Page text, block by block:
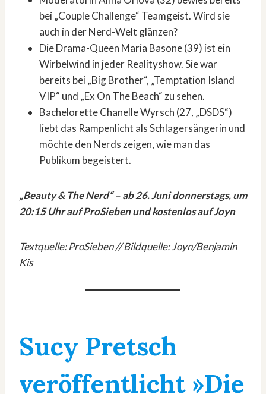
bei „Couple Challenge“ Teamgeist. Wird sie
auch in der Nerd-Welt glänzen?
Die Drama-Queen Maria Basone (39) ist ein
Wirbelwind in jeder Realityshow. Sie war
bereits bei „Big Brother“, „Temptation Island
VIP“ und „Ex On The Beach“ zu sehen.
Bachelorette Chanelle Wyrsch (27, „DSDS“)
liebt das Rampenlicht als Schlagersängerin und
möchte den Nerds zeigen, wie man das
Publikum begeistert.
„Beauty & The Nerd“ – ab 26. Juni donnerstags, um
20:15 Uhr auf ProSieben und kostenlos auf Joyn
Textquelle: ProSieben // Bildquelle: Joyn/Benjamin
Kis
Sucy Pretsch
veröffentlicht »Die